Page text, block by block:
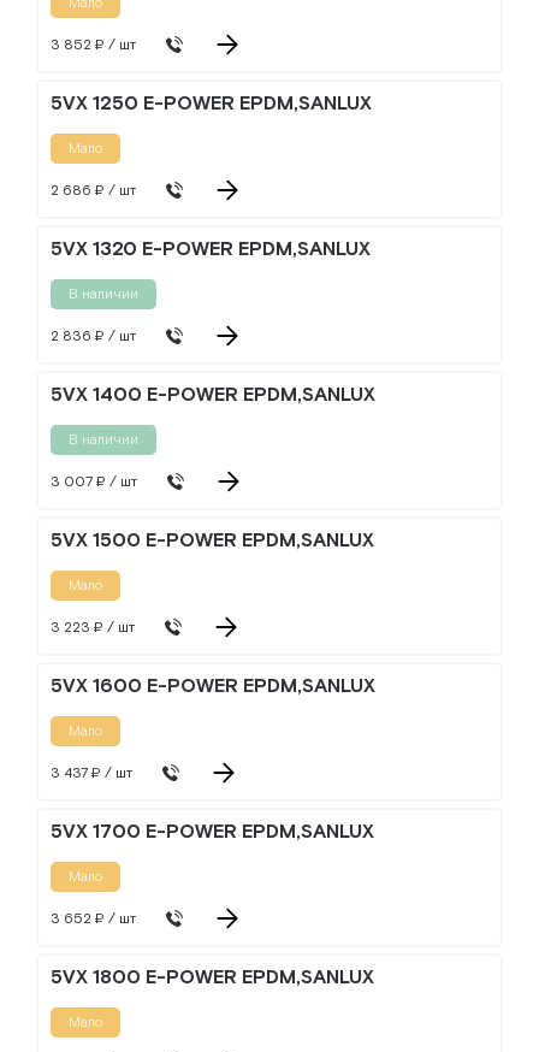
3 852 ₽ / шт
5VX 1250 E-POWER EPDM,SANLUX
Мало
2 686 ₽ / шт
5VX 1320 E-POWER EPDM,SANLUX
В наличии
2 836 ₽ / шт
5VX 1400 E-POWER EPDM,SANLUX
В наличии
3 007 ₽ / шт
5VX 1500 E-POWER EPDM,SANLUX
Мало
3 223 ₽ / шт
5VX 1600 E-POWER EPDM,SANLUX
Мало
3 437 ₽ / шт
5VX 1700 E-POWER EPDM,SANLUX
Мало
3 652 ₽ / шт
5VX 1800 E-POWER EPDM,SANLUX
Мало